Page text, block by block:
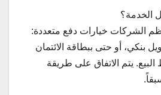
الخدمة؟
الشركات خيارات دفع متعددة:
بنكي، أو حتى ببطاقة الائتمان
البيع. يتم الاتفاق على طريقة